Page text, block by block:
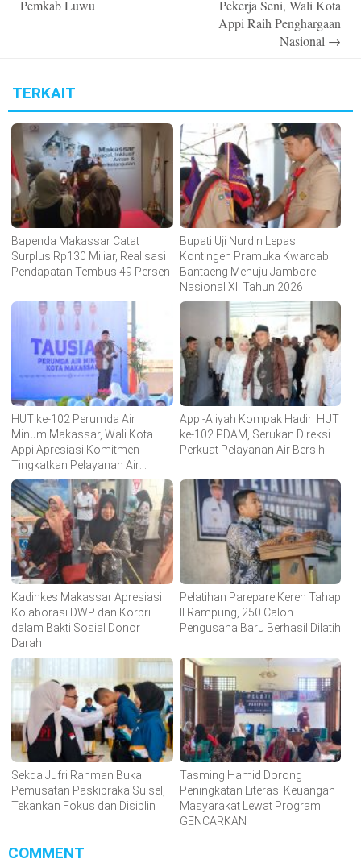
Pemkab Luwu
Pekerja Seni, Wali Kota
Appi Raih Penghargaan
Nasional →
TERKAIT
Bapenda Makassar Catat
Surplus Rp130 Miliar, Realisasi
Pendapatan Tembus 49 Persen
Bupati Uji Nurdin Lepas
Kontingen Pramuka Kwarcab
Bantaeng Menuju Jambore
Nasional XII Tahun 2026
HUT ke-102 Perumda Air
Minum Makassar, Wali Kota
Appi Apresiasi Komitmen
Tingkatkan Pelayanan Air
Bersih
Appi-Aliyah Kompak Hadiri HUT
ke-102 PDAM, Serukan Direksi
Perkuat Pelayanan Air Bersih
Kadinkes Makassar Apresiasi
Kolaborasi DWP dan Korpri
dalam Bakti Sosial Donor
Darah
Pelatihan Parepare Keren Tahap
II Rampung, 250 Calon
Pengusaha Baru Berhasil Dilatih
Sekda Jufri Rahman Buka
Pemusatan Paskibraka Sulsel,
Tekankan Fokus dan Disiplin
Tasming Hamid Dorong
Peningkatan Literasi Keuangan
Masyarakat Lewat Program
GENCARKAN
COMMENT